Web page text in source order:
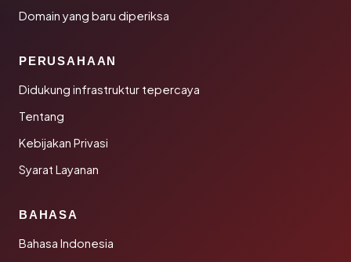
Domain yang baru diperiksa
PERUSAHAAN
Didukung infrastruktur tepercaya
Tentang
Kebijakan Privasi
Syarat Layanan
BAHASA
Bahasa Indonesia